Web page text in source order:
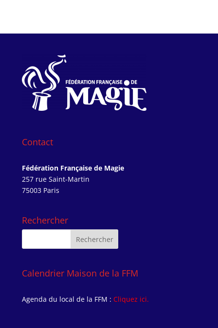
Contact
Fédération Française de Magie
257 rue Saint-Martin
75003 Paris
Rechercher
Calendrier Maison de la FFM
Agenda du local de la FFM : Cliquez ici.